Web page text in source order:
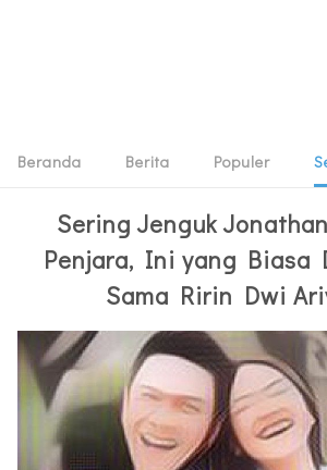
Beranda Berita Populer
Sering Jenguk
Penjara, Ini yang Biasa
Sama Ririn Dwi